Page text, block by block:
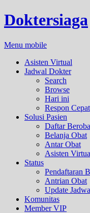
Doktersiaga
Menu mobile
Asisten Virtual
Jadwal Dokter
Search
Browse
Hari ini
Respon Cepat
Solusi Pasien
Daftar
Belanja Obat
Antar Obat
Asisten
Status
Pendaftaran
Antrian Obat
Update
Komunitas
Member VIP